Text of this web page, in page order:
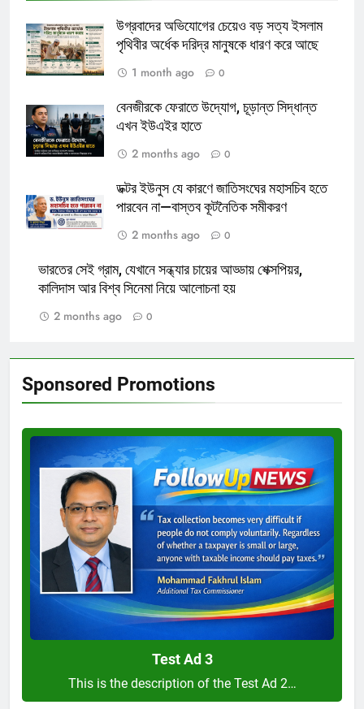
উগ্রবাদের অভিযোগের চেয়েও বড় সত্য ইসলাম
পৃথিবীর অর্ধেক দরিদ্র মানুষকে ধারণ করে আছে
1 month ago
0
বেনজীরকে ফেরাতে উদ্যোগ, চূড়ান্ত সিদ্ধান্ত
এখন ইউএইর হাতে
2 months ago
0
ডক্টর ইউনুস যে কারণে জাতিসংঘের মহাসচিব হতে
পারবেন না—বাস্তব কূটনৈতিক সমীকরণ
2 months ago
0
ভারতের সেই গ্রাম, যেখানে সন্ধ্যার চায়ের আড্ডায় শেক্সপিয়র,
কালিদাস আর বিশ্ব সিনেমা নিয়ে আলোচনা হয়
2 months ago
0
Sponsored Promotions
Test
Ad
3
Test Ad 3
This is the description of the Test Ad 2…